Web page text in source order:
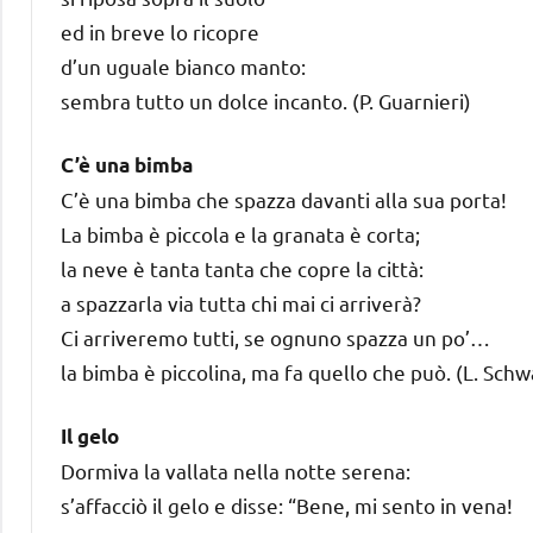
ed in breve lo ricopre
d’un uguale bianco manto:
sembra tutto un dolce incanto. (P. Guarnieri)
C’è una bimba
C’è una bimba che spazza davanti alla sua porta!
La bimba è piccola e la granata è corta;
la neve è tanta tanta che copre la città:
a spazzarla via tutta chi mai ci arriverà?
Ci arriveremo tutti, se ognuno spazza un po’…
la bimba è piccolina, ma fa quello che può. (L.
Il gelo
Dormiva la vallata nella notte serena:
s’affacciò il gelo e disse: “Bene, mi sento in vena!